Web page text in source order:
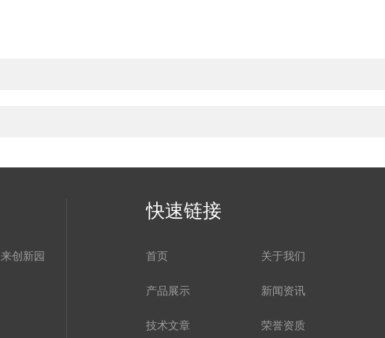
创新园
快速链接
首页 关于我们
产品展示 新闻资讯
技术文章 荣誉资质